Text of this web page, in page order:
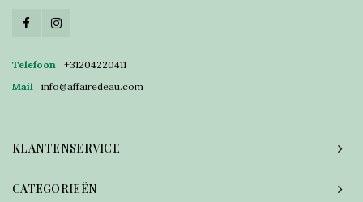
Telefoon
+31204220411
Mail
info@affairedeau.com
KLANTENSERVICE
CATEGORIEËN